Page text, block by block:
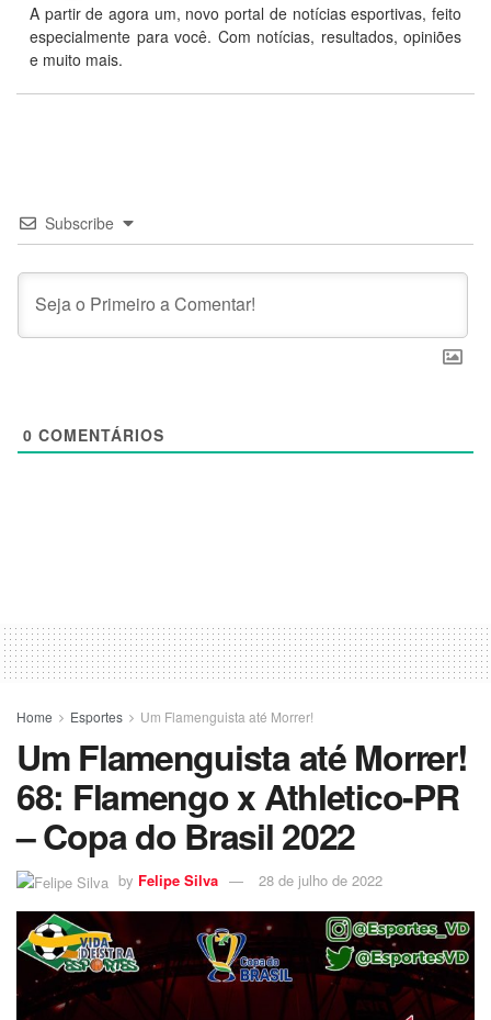
A partir de agora um, novo portal de notícias esportivas, feito
especialmente para você. Com notícias, resultados, opiniões
e muito mais.
Subscribe
0 COMENTÁRIOS
Home Esportes Um Flamenguista até Morrer!
Um Flamenguista até Morrer!
68: Flamengo x Athletico-PR
– Copa do Brasil 2022
by Felipe Silva 28 de julho de 2022